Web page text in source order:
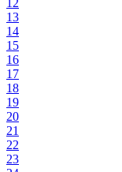
12
13
14
15
16
17
18
19
20
21
22
23